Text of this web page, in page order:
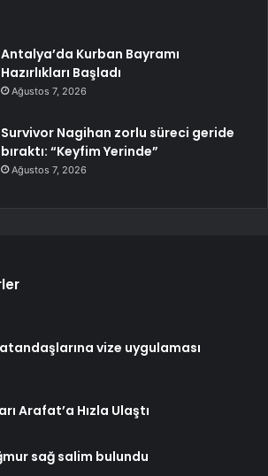
Antalya’da Kurban Bayramı
Hazırlıkları Başladı
Ağustos 7, 2026
Survivor Nagihan zorlu süreci geride
bıraktı: “Keyfim Yerinde”
Ağustos 7, 2026
vize uygulaması
Arafat’a Hızla Ulaştı
sağ salim bulundu